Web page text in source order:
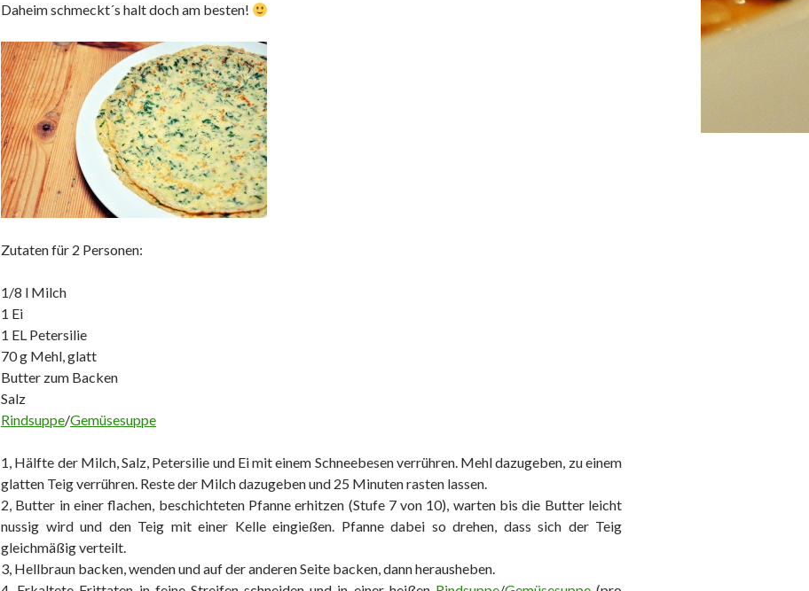
Daheim schmeckt´s halt doch am besten!
Zutaten für 2 Personen:
1/8 l Milch
1 Ei
1 EL Petersilie
70 g Mehl, glatt
Butter zum Backen
Salz
Rindsuppe/Gemüsesuppe
1, Hälfte der Milch, Salz, Petersilie und Ei mit einem Schneebesen verrühren. Mehl dazugeben, zu einem
glatten Teig verrühren. Reste der Milch dazugeben und 25 Minuten rasten lassen.
2, Butter in einer flachen, beschichteten Pfanne erhitzen (Stufe 7 von 10), warten bis die Butter leicht
nussig wird und den Teig mit einer Kelle eingießen. Pfanne dabei so drehen, dass sich der Teig
gleichmäßig verteilt.
3, Hellbraun backen, wenden und auf der anderen Seite backen, dann herausheben.